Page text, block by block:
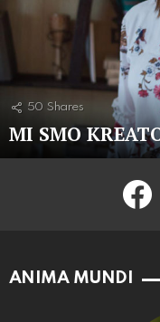
50 Shares
MI SMO
ANIMA MUNDI